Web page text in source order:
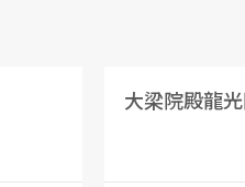
大梁院殿龍